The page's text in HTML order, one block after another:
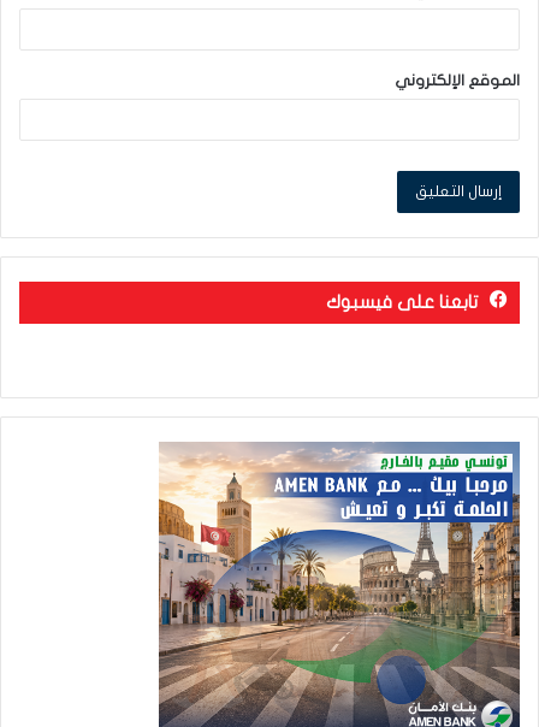
الموقع الإلكتروني
تابعنا على فيسبوك